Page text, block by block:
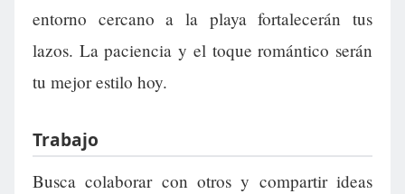
entorno cercano a la playa fortalecerán tus
lazos. La paciencia y el toque romántico serán
tu mejor estilo hoy.
Trabajo
Busca colaborar con otros y compartir ideas